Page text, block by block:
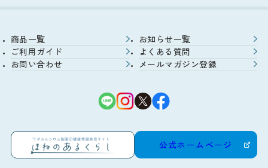
商品一覧
お知らせ一覧
ご利用ガイド
よくある質問
お問い合わせ
メールマガジン登録
公式ホームページ